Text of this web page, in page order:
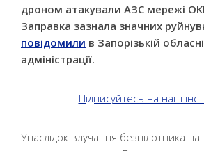
дроном атакували АЗС мережі
Заправка зазнала значних
повідомили в Запорізькій
адміністрації.
Підписуйтесь на наш
Унаслідок влучання безпілотника на